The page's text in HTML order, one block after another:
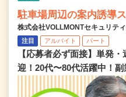
駐車場周辺の案内誘導
株式会社VOLLMONTセキュリテ
注目 アルバイト パート
【応募者必ず面接】単発
迎！20代〜80代活躍中！副